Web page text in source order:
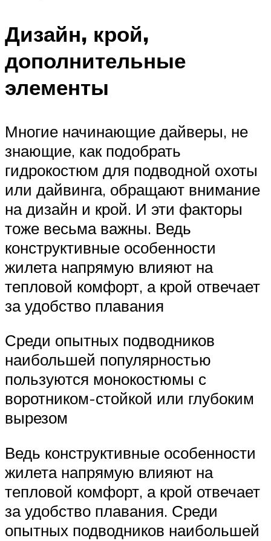
Дизайн, крой,
дополнительные
элементы
Многие начинающие дайверы, не
знающие, как подобрать
гидрокостюм для подводной охоты
или дайвинга, обращают внимание
на дизайн и крой. И эти факторы
тоже весьма важны. Ведь
конструктивные особенности
жилета напрямую влияют на
тепловой комфорт, а крой отвечает
за удобство плавания
Среди опытных подводников
наибольшей популярностью
пользуются монокостюмы с
воротником-стойкой или глубоким
вырезом
Ведь конструктивные особенности
жилета напрямую влияют на
тепловой комфорт, а крой отвечает
за удобство плавания. Среди
опытных подводников наибольшей